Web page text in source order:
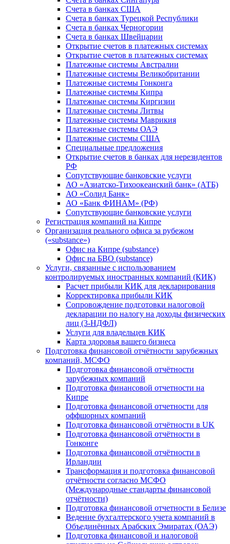
Счета в банках США
Счета в банках Турецкой Республики
Счета в банках Черногории
Счета в банках Швейцарии
Открытие счетов в платежных системах
Открытие счетов в платежных системах
Платежные системы Австралии
Платежные системы Великобритании
Платежные системы Гонконга
Платежные системы Кипра
Платежные системы Киргизии
Платежные системы Литвы
Платежные системы Маврикия
Платежные системы ОАЭ
Платежные системы США
Специальные предложения
Открытие счетов в банках для нерезидентов
РФ
Сопутствующие банковские услуги
АО «Азиатско-Тихоокеанский банк» (АТБ)
АО «Солид Банк»
АО «Банк ФИНАМ» (РФ)
Сопутствующие банковские услуги
Регистрация компаний на Кипре
Организация реального офиса за рубежом
(«substance»)
Офис на Кипре (substance)
Офис на БВО (substance)
Услуги, связанные с использованием
контролируемых иностранных компаний (КИК)
Расчет прибыли КИК для декларирования
Корректировка прибыли КИК
Сопровождение подготовки налоговой
декларации по налогу на доходы физических
лиц (3-НДФЛ)
Услуги для владельцев КИК
Карта здоровья вашего бизнеса
Подготовка финансовой отчётности зарубежных
компаний, МСФО
Подготовка финансовой отчётности
зарубежных компаний
Подготовка финансовой отчетности на
Кипре
Подготовка финансовой отчетности для
оффшорных компаний
Подготовка финансовой отчётности в UK
Подготовка финансовой отчётности в
Гонконге
Подготовка финансовой отчётности в
Ирландии
Трансформация и подготовка финансовой
отчётности согласно МСФО
(Международные стандарты финансовой
отчётности)
Подготовка финансовой отчетности в Белизе
Ведение бухгалтерского учета компаний в
Объединённых Арабских Эмиратах (ОАЭ)
Подготовка финансовой и налоговой